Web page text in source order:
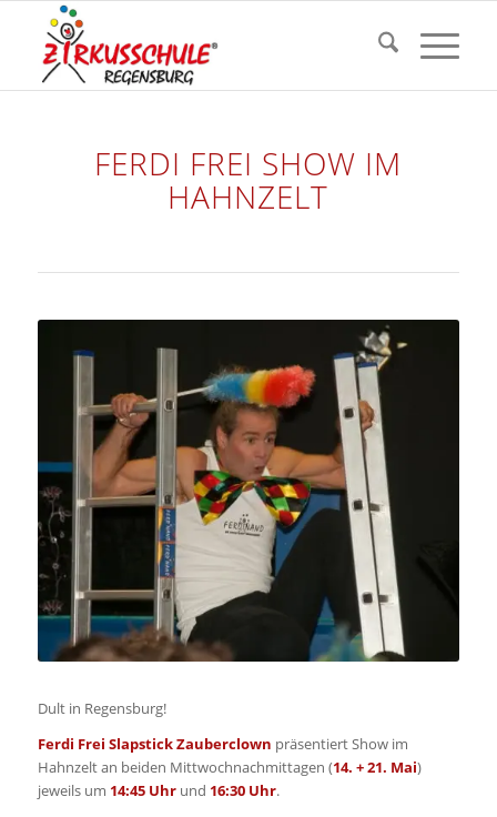
FERDI FREI SHOW IM
HAHNZELT
Dult in Regensburg!
Ferdi Frei Slapstick Zauberclown präsentiert Show im
Hahnzelt an beiden Mittwochnachmittagen (14. + 21. Mai)
jeweils um 14:45 Uhrund 16:30 Uhr.